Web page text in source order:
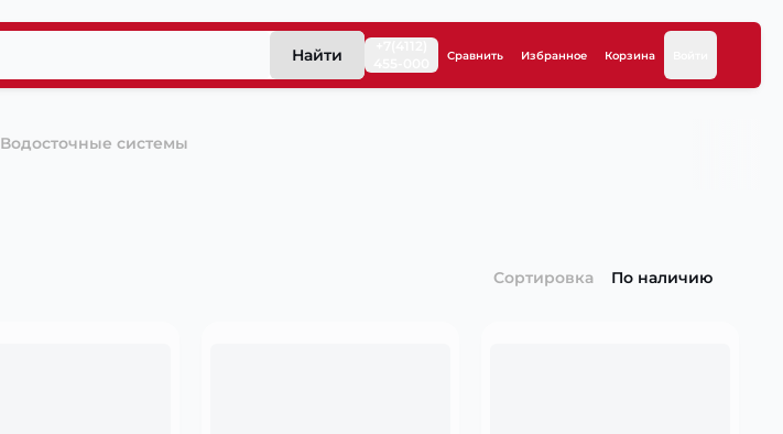
Найти Сравнить Избранное Корзина
Водосточные системы
Сортировка По наличию